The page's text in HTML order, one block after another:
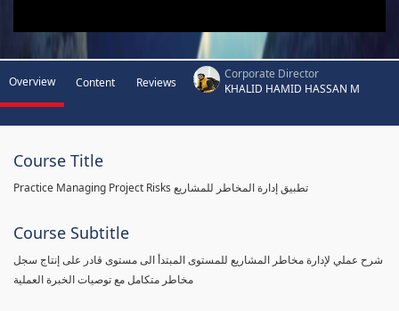
Overview Content Reviews
Corporate Director
KHALID HAMID HASSAN M
Course Title
Practice Managing Project Risks تطبيق إدارة المخاطر للمشاريع
Course Subtitle
شرح عملي لإدارة مخاطر المشاريع للمستوى المبتدأ الى مستوى قادر على إنتاج سجل
مخاطر متكامل مع توصيات الخبرة العملية